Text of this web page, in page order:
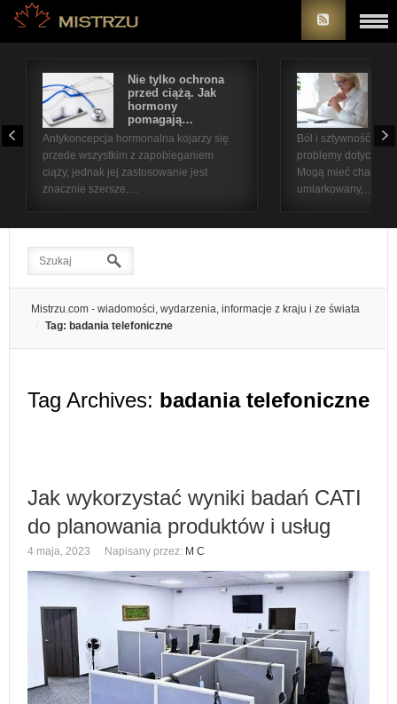
Nie tylko ochrona
przed ciążą. Jak
hormony
pomagają…
Antykoncepcja hormonalna kojarzy się
przede wszystkim z zapobieganiem
ciąży, jednak jej zastosowanie jest
znacznie szersze.…
Ból i sztywność
problemy
Mogą mieć
umiarkowany,…
Mistrzu.com - wiadomości, wydarzenia, informacje z kraju i ze świata
Tag: badania telefoniczne
Tag Archives: badania telefoniczne
Jak wykorzystać wyniki badań CATI
do planowania produktów i usług
4 maja, 2023 Napisany przez: M C